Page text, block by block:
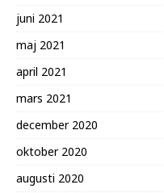
juni 2021
maj 2021
april 2021
mars 2021
december 2020
oktober 2020
augusti 2020